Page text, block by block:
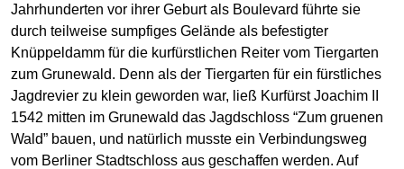
Jahrhunderten vor ihrer Geburt als Boulevard führte sie
durch teilweise sumpfiges Gelände als befestigter
Knüppeldamm für die kurfürstlichen Reiter vom Tiergarten
zum Grunewald. Denn als der Tiergarten für ein fürstliches
Jagdrevier zu klein geworden war, ließ Kurfürst Joachim II
1542 mitten im Grunewald das Jagdschloss “Zum gruenen
Wald” bauen, und natürlich musste ein Verbindungsweg
vom Berliner Stadtschloss aus geschaffen werden. Auf